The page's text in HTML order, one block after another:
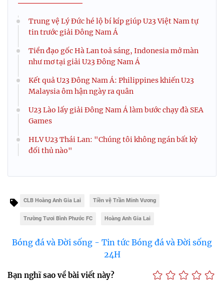
Trung vệ Lý Đức hé lộ bí kíp giúp U23 Việt Nam tự
tin trước giải Đông Nam Á
Tiền đạo gốc Hà Lan toả sáng, Indonesia mở màn
như mơ tại giải U23 Đông Nam Á
Kết quả U23 Đông Nam Á: Philippines khiến U23
Malaysia ôm hận ngày ra quân
U23 Lào lấy giải Đông Nam Á làm bước chạy đà SEA
Games
HLV U23 Thái Lan: "Chúng tôi không ngán bất kỳ
đối thủ nào"
CLB Hoàng Anh Gia Lai Tiền vệ Trần Minh Vương
Trường Tươi Bình Phước FC Hoàng Anh Gia Lai
Bóng đá và Đời sống - Tin tức Bóng đá và Đời sống
24H
Bạn nghĩ sao về bài viết này?